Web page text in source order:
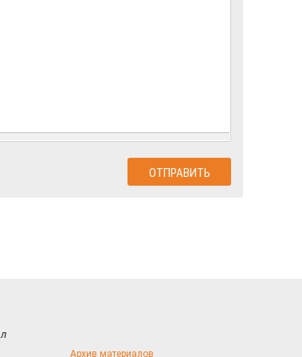
Архив материалов